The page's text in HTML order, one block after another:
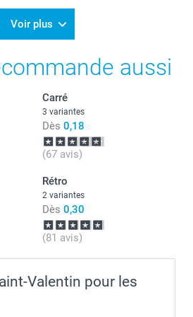
album Collection.
vous l'appréciez, vous pourrez
journée.
Voir plus
aussi
Carré
3 variantes
Dès 0,18
(67 avis)
Rétro
2 variantes
Dès 0,30
(81 avis)
Valentin pour les